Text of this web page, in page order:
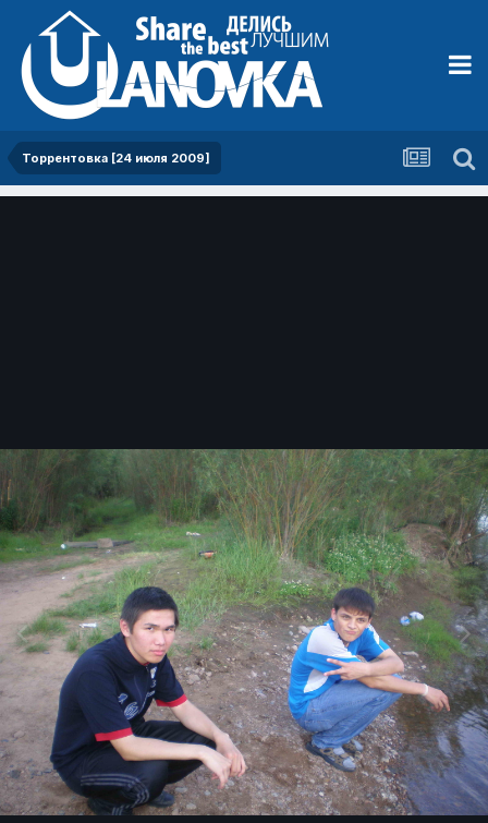
Торрентовка [24 июля 2009]